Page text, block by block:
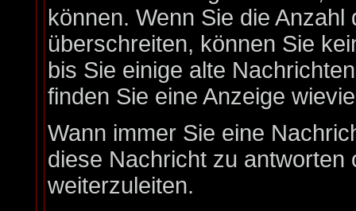
können. Wenn Sie die
überschreiten, können Sie
bis Sie einige alte
finden Sie eine Anzeige
Wann immer Sie eine
diese Nachricht zu
weiterzuleiten.